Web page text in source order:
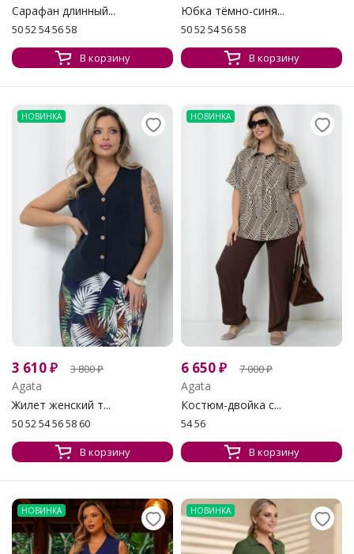
Сарафан длинный...
50 52 54 56 58
В корзину
Юбка тёмно-синя...
50 52 54 56 58
В корзину
НОВИНКА
3 610₽ 3 800₽
Agata
Жилет женский т...
50 52 54 56 58 60
В корзину
НОВИНКА
6 650₽ 7 000₽
Agata
Костюм-двойка с...
54 56
В корзину
НОВИНКА НОВИНКА